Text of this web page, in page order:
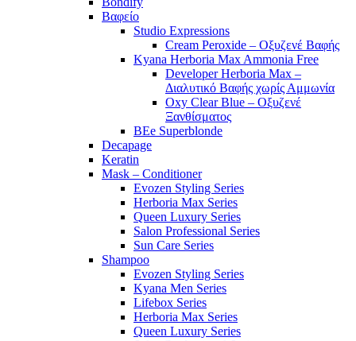
Βαφείο
Studio Expressions
Cream Peroxide – Οξυζενέ Βαφής
Kyana Herboria Max Ammonia Free
Developer Herboria Max –
Διαλυτικό Βαφής χωρίς Αμμωνία
Oxy Clear Blue – Οξυζενέ
Ξανθίσματος
BEe Superblonde
Decapage
Keratin
Mask – Conditioner
Evozen Styling Series
Herboria Max Series
Queen Luxury Series
Salon Professional Series
Sun Care Series
Shampoo
Evozen Styling Series
Kyana Men Series
Lifebox Series
Herboria Max Series
Queen Luxury Series